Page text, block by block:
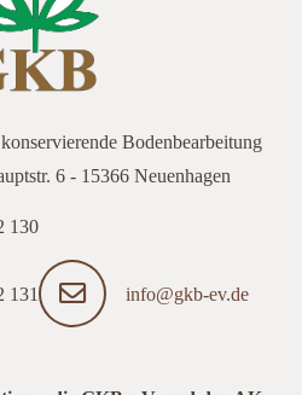
Bodenbearbeitung
6 - 15366 Neuenhagen
130
131 info@gkb-ev.de